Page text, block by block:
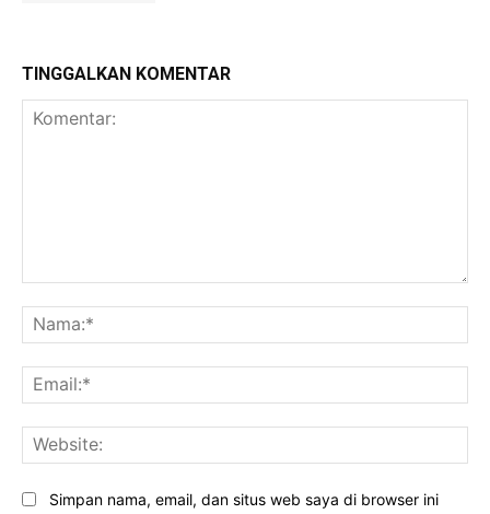
TINGGALKAN KOMENTAR
Simpan nama, email, dan situs web saya di browser ini